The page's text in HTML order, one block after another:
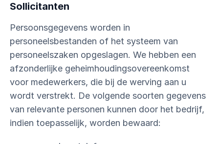
Sollicitanten
Persoonsgegevens worden in
personeelsbestanden of het systeem van
personeelszaken opgeslagen. We hebben een
afzonderlijke geheimhoudingsovereenkomst
voor medewerkers, die bij de werving aan u
wordt verstrekt. De volgende soorten gegevens
van relevante personen kunnen door het bedrijf,
indien toepasselijk, worden bewaard: